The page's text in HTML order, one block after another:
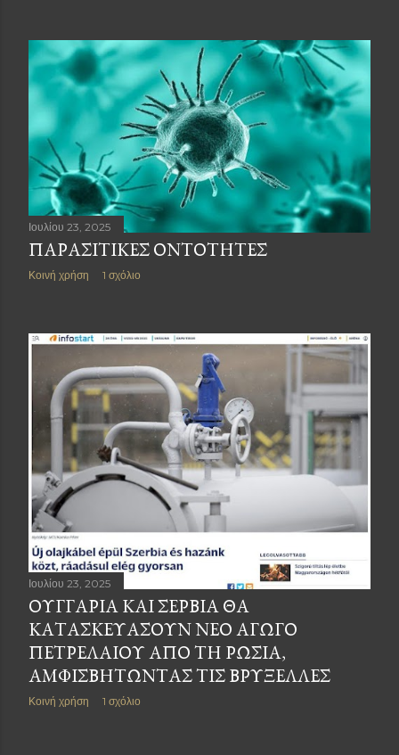
Ιουλίου 23, 2025
ΠΑΡΑΣΙΤΙΚΕΣ ΟΝΤΟΤΗΤΕΣ
Κοινή χρήση 1 σχόλιο
Ιουλίου 23, 2025
ΟΥΓΓΑΡΊΑ ΚΑΙ ΣΕΡΒΊΑ ΘΑ
ΚΑΤΑΣΚΕΥΆΣΟΥΝ ΝΈΟ ΑΓΩΓΌ
ΠΕΤΡΕΛΑΊΟΥ ΑΠΌ ΤΗ ΡΩΣΊΑ,
ΑΜΦΙΣΒΗΤΏΝΤΑΣ ΤΙΣ ΒΡΥΞΈΛΛΕΣ
Κοινή χρήση 1 σχόλιο